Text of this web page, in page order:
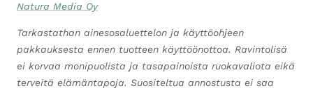
Natura Media Oy
Tarkastathan ainesosaluettelon ja käyttöohjeen
pakkauksesta ennen tuotteen käyttöönottoa. Ravintolisä
ei korvaa monipuolista ja tasapainoista ruokavaliota eikä
terveitä elämäntapoja. Suositeltua annostusta ei saa